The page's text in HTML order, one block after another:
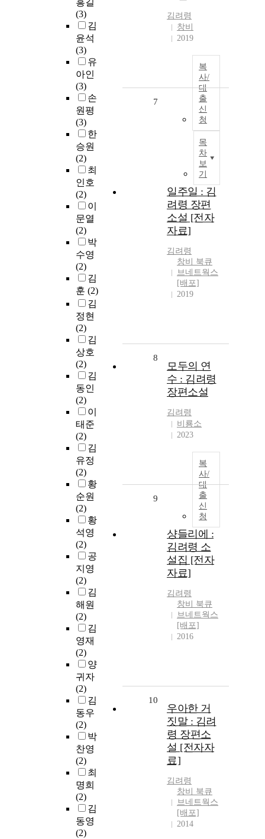
흥길
(3)
김
윤석
(3)
유
아인
(3)
손
원평
(3)
한
승원
(2)
최
인호
(2)
이
문열
(2)
박
수영
(2)
김
훈 (2)
김
정현
(2)
김
상호
(2)
김
동인
(2)
이
태준
(2)
김
유정
(2)
황
순원
(2)
황
석영
(2)
공
지영
(2)
김
해원
(2)
김
영재
(2)
양
귀자
(2)
김
동우
(2)
박
찬영
(2)
최
명희
(2)
김
동영
(2)
김려령
창비
2019
복
사/
대
출
신
청
목
차
보
기
7
일주일 : 김
려령 장편
소설 [전자
자료]
김려령
창비 북큐
브네트웍스
[배포]
2019
8
모두의 연
수 : 김려령
장편소설
김려령
비룡소
2023
복
사/
대
출
신
청
9
샹들리에 :
김려령 소
설집 [전자
자료]
김려령
창비 북큐
브네트웍스
[배포]
2016
10
우아한 거
짓말 : 김려
령 장편소
설 [전자자
료]
김려령
창비 북큐
브네트웍스
[배포]
2014